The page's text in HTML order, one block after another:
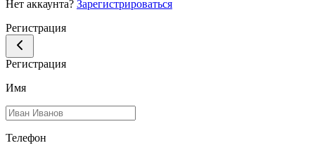
Нет аккаунта? Зарегистрироваться
Регистрация
Регистрация
Имя
Телефон